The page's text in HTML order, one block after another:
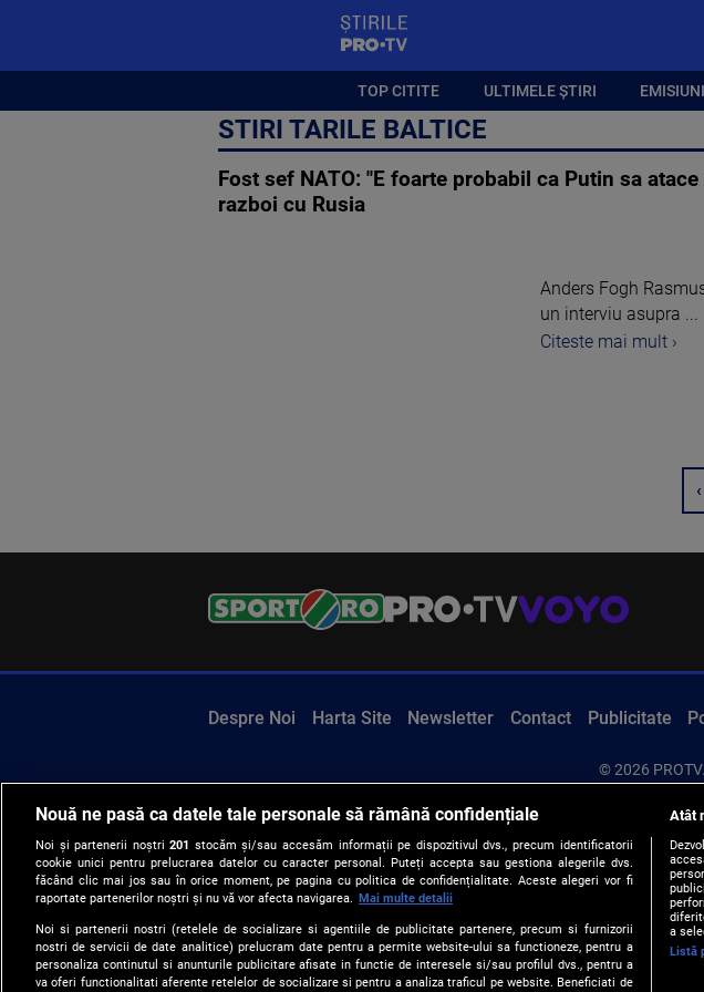
TOP CITITE ULTIMELE ȘTIRI
STIRI TARILE BALTICE
Fost sef NATO: "E foarte probabil ca Putin sa
razboi cu Rusia
Anders Fogh
un interviu asupra ...
Citeste mai mult ›
‹
Despre Noi Harta Site Newsletter Contact Publicitate
© 2026
Nouă ne pasă ca datele tale personale să rămână confidențiale
Noi și partenerii noștri201 stocăm și/sau accesăm informații pe dispozitivul dvs., precum identificatorii
cookie unici pentru prelucrarea datelor cu caracter personal. Puteți accepta sau gestiona alegerile dvs.
făcând clic mai jos sau în orice moment, pe pagina cu politica de confidențialitate. Aceste alegeri vor fi
raportate partenerilor noștri și nu vă vor afecta navigarea.
Mai multe detalii
Noi si partenerii nostri (retelele de socializare si agentiile de publicitate partenere, precum si furnizorii
nostri de servicii de date analitice) prelucram date pentru a permite website-ului sa functioneze, pentru a
personaliza continutul si anunturile publicitare afisate in functie de interesele si/sau profilul dvs., pentru a
va oferi functionalitati aferente retelelor de socializare si pentru a analiza traficul pe website. Beneficiati de
Atât
a
Listă